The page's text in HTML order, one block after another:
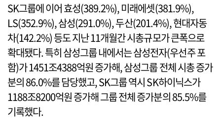
SK그룹에 이어 효성(389.2%), 미래에셋(381.9%),
LS(352.9%), 삼성(291.0%), 두산(201.4%), 현대자동
차(142.2%) 등도 지난 11개월간 시총규모가 큰폭으로
확대됐다. 특히 삼성그룹 내에서는 삼성전자(우선주 포
함)가 1451조4388억원 증가해, 삼성그룹 전체 시총 증가
분의 86.0%를 담당했고, SK그룹 역시 SK하이닉스가
1188조8200억원 증가해 그룹 전체 증가분의 85.5%를
기록했다.